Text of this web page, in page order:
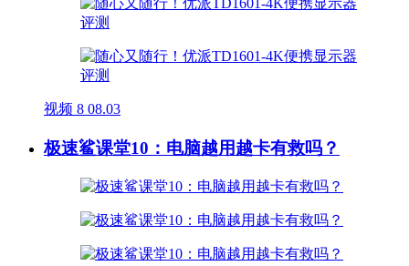
视频 8 08.03
极速鲨课堂10：电脑越用越卡有救吗？